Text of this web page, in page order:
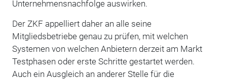
Unternehmensnachfolge auswirken.
Der ZKF appelliert daher an alle seine
Mitgliedsbetriebe genau zu prüfen, mit welchen
Systemen von welchen Anbietern derzeit am Markt
Testphasen oder erste Schritte gestartet werden.
Auch ein Ausgleich an anderer Stelle für die